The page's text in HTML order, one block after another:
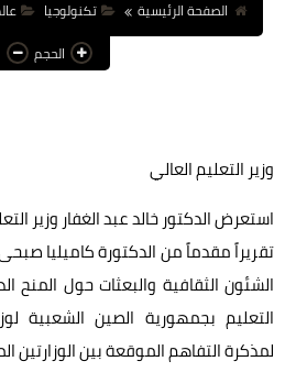
فن
أخبار
أخبار
الصفحة الرئيسية
تكنولوجيا
الحجم
وزير التعليم العالي
استعرض الدكتور خالد عبد الغفار وزير
تقريراً مقدماً من الدكتورة كاميليا
الشئون الثقافية والبعثات حول المنح
التعليم بجمهورية الصين الشعبية
لمذكرة التفاهم الموقعة بين الوزارتين